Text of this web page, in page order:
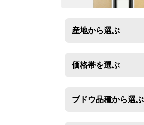
産地から選ぶ
価格帯を選ぶ
ブドウ品種から選ぶ